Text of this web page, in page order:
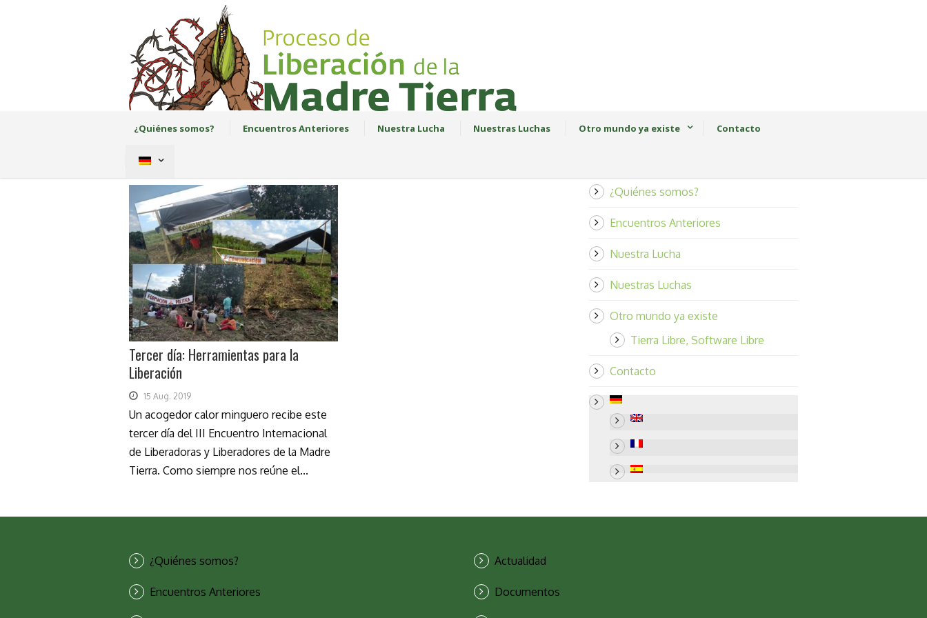
¿Quiénes somos? Encuentros Anteriores Nuestra Lucha Nuestras Luchas Otro mundo ya existe Contacto
Tercer día: Herramientas para la
Liberación
15 Aug. 2019
Un acogedor calor minguero recibe este
tercer día del III Encuentro Internacional
de Liberadoras y Liberadores de la Madre
Tierra. Como siempre nos reúne el...
¿Quiénes somos?
Encuentros Anteriores
Nuestra Lucha
Nuestras Luchas
Otro mundo ya existe
Tierra Libre, Software Libre
Contacto
¿Quiénes somos?
Encuentros Anteriores
Actualidad
Documentos